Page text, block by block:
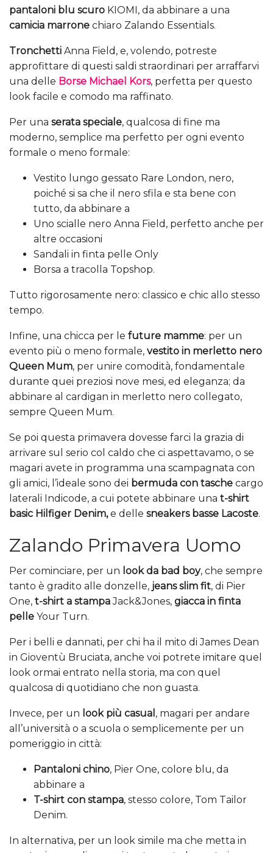
pantaloni blu scuro KIOMI, da abbinare a una
camicia marrone chiaro Zalando Essentials.
Tronchetti Anna Field, e, volendo, potreste
approfittare di questi saldi straordinari per arraffarvi
una delle Borse Michael Kors, perfetta per questo
look facile e comodo ma raffinato.
Per una serata speciale, qualcosa di fine ma
moderno, semplice ma perfetto per ogni evento
formale o meno formale:
Vestito lungo gessato Rare London, nero,
poiché si sa che il nero sfila e sta bene con
tutto, da abbinare a
Uno scialle nero Anna Field, perfetto anche per
altre occasioni
Sandali in finta pelle Only
Borsa a tracolla Topshop.
Tutto rigorosamente nero: classico e chic allo stesso
tempo.
Infine, una chicca per le future mamme: per un
evento più o meno formale, vestito in merletto nero
Queen Mum, per unire comodità, fondamentale
durante quei preziosi nove mesi, ed eleganza; da
abbinare al cardigan in merletto nero collegato,
sempre Queen Mum.
Se poi questa primavera dovesse farci la grazia di
arrivare sul serio col caldo che ci aspettavamo, o se
magari avete in programma una scampagnata con
gli amici, l’ideale sono dei bermuda con tasche cargo
laterali Indicode, a cui potete abbinare una t-shirt
basic Hilfiger Denim,e delle sneakers basse Lacoste.
Zalando Primavera Uomo
Per cominciare, per un look da bad boy, che sempre
tanto è gradito alle donzelle, jeans slim fit, di Pier
One, t-shirt a stampaJack&Jones, giacca in finta
pelle Your Turn.
Per i belli e dannati, per chi ha il mito di James Dean
in Gioventù Bruciata, anche voi potrete imitare quel
look ormai entrato nella storia, ma con quel
qualcosa di quotidiano che non guasta.
Invece, per un look più casual , magari per andare
all’università o a scuola o semplicemente per un
pomeriggio in città:
Pantaloni chino, Pier One, colore blu, da
abbinare a
T-shirt con stampa, stesso colore, Tom Tailor
Denim.
In alternativa, per un look simile ma che metta in